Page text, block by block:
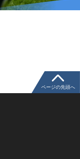
ページの先頭へ